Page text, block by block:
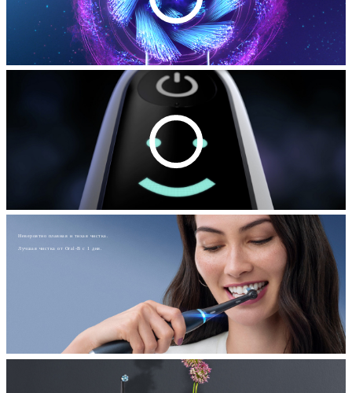
Невероятно плавная и тихая чистка.
Лучшая чистка от Oral-B с 1 дня.